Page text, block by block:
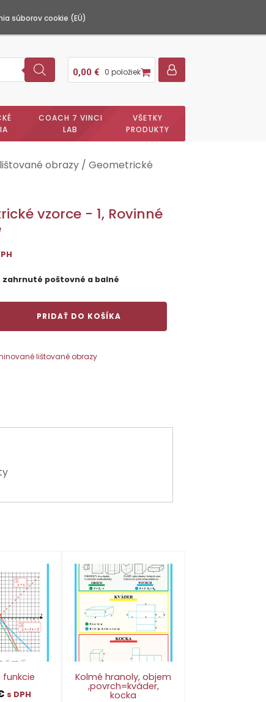
súborov cookie (EÚ)
0,00 € 0 položiek
COACH 7 VINCI
LAB
VŠETKY
PRODUKTY
obrazy / Geometrické
vzorce - 1, Rovinné
zahrnuté poštovné a balné
PRIDAŤ DO KOŠÍKA
lištované obrazy
funkcie
s DPH
Kolmé hranoly, objem
,povrch=kváder,
kocka